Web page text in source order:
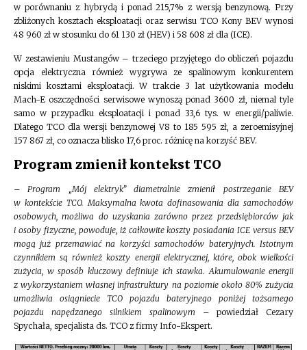
w porównaniu z hybrydą i ponad 215,7% z wersją benzynową. Przy
zbliżonych kosztach eksploatacji oraz serwisu TCO Kony BEV wynosi
48 960 zł w stosunku do 61 130 zł (HEV) i 58 608 zł dla (ICE).
W zestawieniu Mustangów – trzeciego przyjętego do obliczeń pojazdu
opcja elektryczna również wygrywa ze spalinowym konkurentem
niskimi kosztami eksploatacji. W trakcie 3 lat użytkowania modelu
Mach-E oszczędności serwisowe wynoszą ponad 3600 zł, niemal tyle
samo w przypadku eksploatacji i ponad 33,6 tys. w energii/paliwie.
Dlatego TCO dla wersji benzynowej V8 to 185 595 zł, a zeroemisyjnej
157 867 zł, co oznacza blisko 17,6 proc. różnicę na korzyść BEV.
Program zmienił kontekst TCO
– Program „Mój elektryk” diametralnie zmienił postrzeganie BEV
w kontekście TCO. Maksymalna kwota dofinasowania dla samochodów
osobowych, możliwa do uzyskania zarówno przez przedsiębiorców jak
i osoby fizyczne, powoduje, iż całkowite koszty posiadania ICE versus BEV
mogą już przemawiać na korzyści samochodów bateryjnych. Istotnym
czynnikiem są również koszty energii elektrycznej, które, obok wielkości
zużycia, w sposób kluczowy definiuje ich stawka. Akumulowanie energii
z wykorzystaniem własnej infrastruktury na poziomie około 80% zużycia
umożliwia osiągniecie TCO pojazdu bateryjnego poniżej tożsamego
pojazdu napędzanego silnikiem spalinowym – powiedział Cezary
Spychała, specjalista ds. TCO z firmy Info-Ekspert.